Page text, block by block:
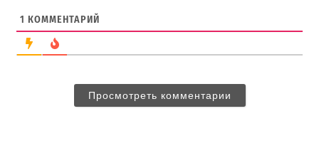
1 КОММЕНТАРИЙ
Просмотреть комментарии